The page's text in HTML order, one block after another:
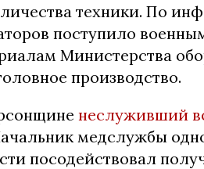
техники. По
поступило
Министерства
производство.
неслуживший
медслужбы
посодействовал